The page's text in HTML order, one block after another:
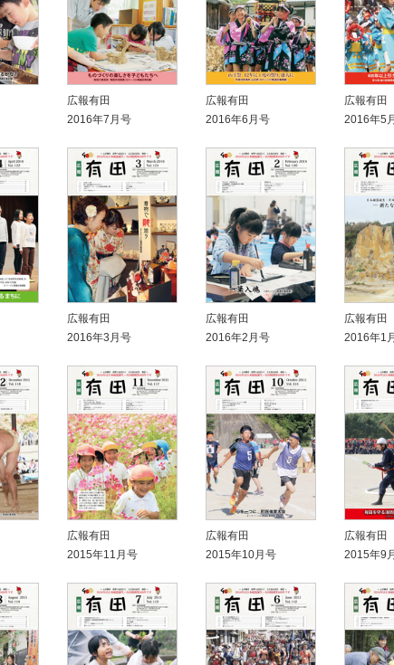
広報有田
2016年7月号
広報有田
2016年6月号
広報有田
2016年5
広報有田
2016年3月号
広報有田
2016年2月号
広報有田
2016年1
広報有田
2015年11月号
広報有田
2015年10月号
広報有田
2015年9